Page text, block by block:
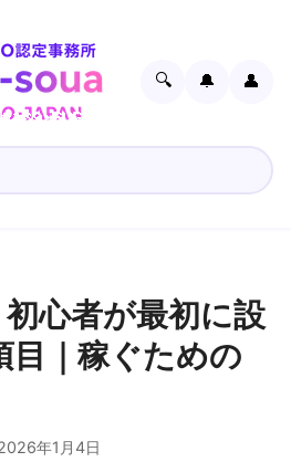
🔍 🔔 👤
心者が最初に設
目｜稼ぐための
年1月4日